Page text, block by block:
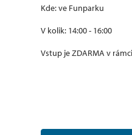
Kde: ve Funparku
V kolik: 14:00 - 16:00
Vstup je ZDARMA v